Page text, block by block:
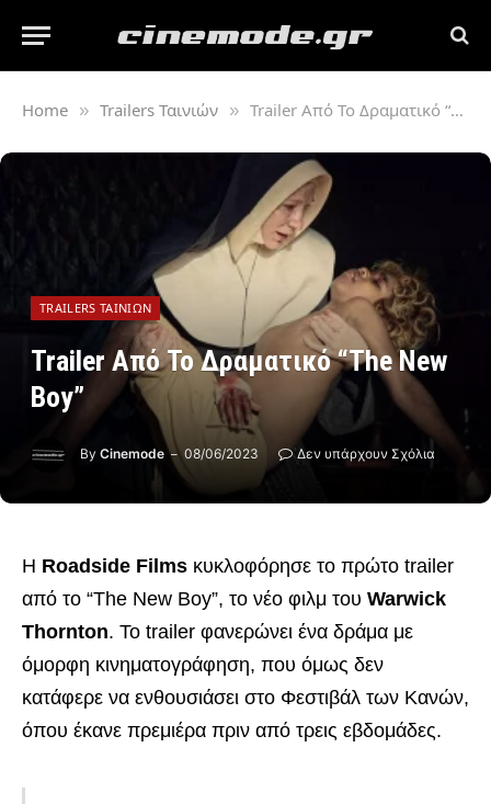
Home » Trailers Ταινιών » Trailer Από Το Δραματικό “The New Boy”
TRAILERS ΤΑΙΝΙΏΝ
Trailer Από Το Δραματικό “The New
Boy”
By Cinemode 08/06/2023 Δεν υπάρχουν Σχόλια
Η Roadside Films κυκλοφόρησε το πρώτο trailer
από το “The New Boy”, το νέο φιλμ του Warwick
Thornton. Το trailer φανερώνει ένα δράμα με
όμορφη κινηματογράφηση, που όμως δεν
κατάφερε να ενθουσιάσει στο Φεστιβάλ των Κανών,
όπου έκανε πρεμιέρα πριν από τρεις εβδομάδες.